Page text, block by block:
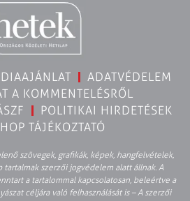
ADATVÉDELEM
A KOMMENTELÉSRŐL
POLITIKAI HIRDETÉSEK
TÁJÉKOZTATÓ
szövegek, grafikák, képek, hangfelvételek,
tartalmak szerzői jogvédelem alatt állnak. A
a tartalommal kapcsolatosan, beleértve a
céljára való felhasználását is – A szerzői